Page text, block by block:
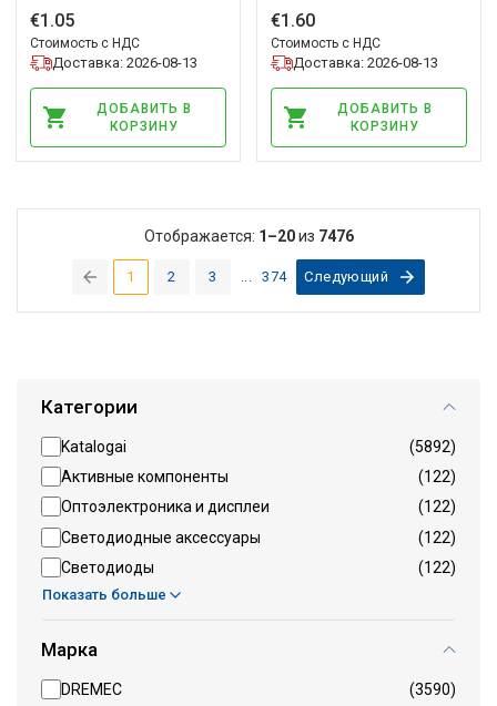
€1 .05
Стоимость с НДС
Доставка: 2026-08-13
ДОБАВИТЬ В
КОРЗИНУ
€1 .60
Стоимость с НДС
Доставка: 2026-08-13
ДОБАВИТЬ В
КОРЗИНУ
1(current)
2 3 374 Следующий
Отображается: 1–20из 7476
Категории
Katalogai
(5892)
Активные компоненты
(122)
Оптоэлектроника и дисплеи
(122)
Светодиодные аксессуары
(122)
Светодиоды
(122)
Показать больше
Марка
DREMEC (3590)